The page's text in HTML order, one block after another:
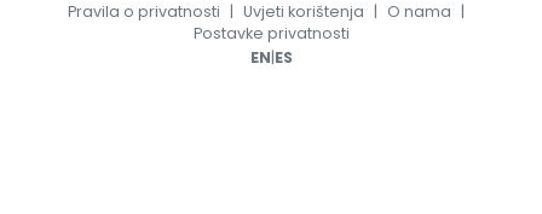
Pravila o privatnosti | Uvjeti korištenja | O nama |
Postavke privatnosti
EN|ES